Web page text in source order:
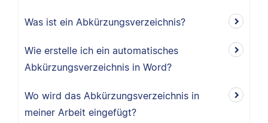
Was ist ein Abkürzungsverzeichnis?
Wie erstelle ich ein automatisches
Abkürzungsverzeichnis in Word?
Wo wird das Abkürzungsverzeichnis in
meiner Arbeit eingefügt?